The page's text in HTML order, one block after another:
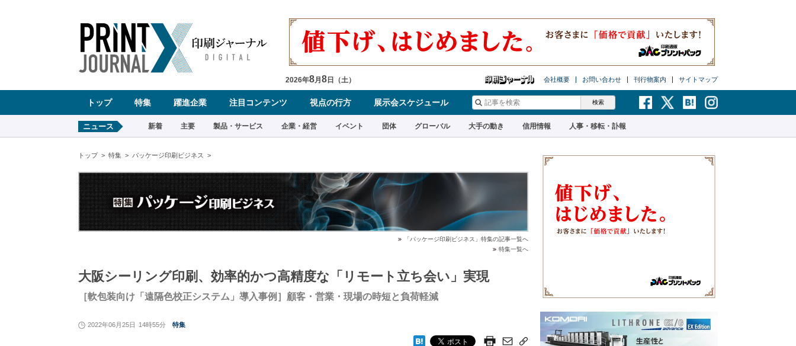
ア
ゲ
ン
2026年8月 8 日（土） 会社概要 お問い合わせ 刊行物案内 サイトマップ
トップ 特集 躍進企業 注目コンテンツ 視点の行方 展示会スケジュール
ニュース 新着 主要 製品・サービス 企業・経営 イベント 団体 グローバル 大手の動き 信用情報 人事・移転・訃報
トップ 特集 パッケージ印刷ビジネス
「パッケージ印刷ビジネス」特集の記事一覧へ
特集一覧へ
大阪シーリング印刷、効率的かつ高精度な「リモート立ち会い」実現
［軟包装向け「遠隔色校正システム」導入事例］顧客・営業・現場の時短と負荷軽減
2022年06月25日 14時55分 特集